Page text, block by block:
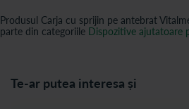
Produsul Carja cu sprijin pe antebrat
parte din categoriile Dispozitive ajutatoare
Te-ar putea interesa și